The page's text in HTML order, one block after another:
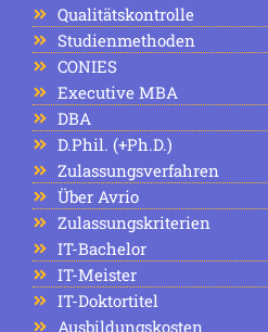
Qualitätskontrolle
Studienmethoden
CONIES
Executive MBA
DBA
D.Phil. (+Ph.D.)
Zulassungsverfahren
Über Avrio
Zulassungskriterien
IT-Bachelor
IT-Meister
IT-Doktortitel
Ausbildungskosten